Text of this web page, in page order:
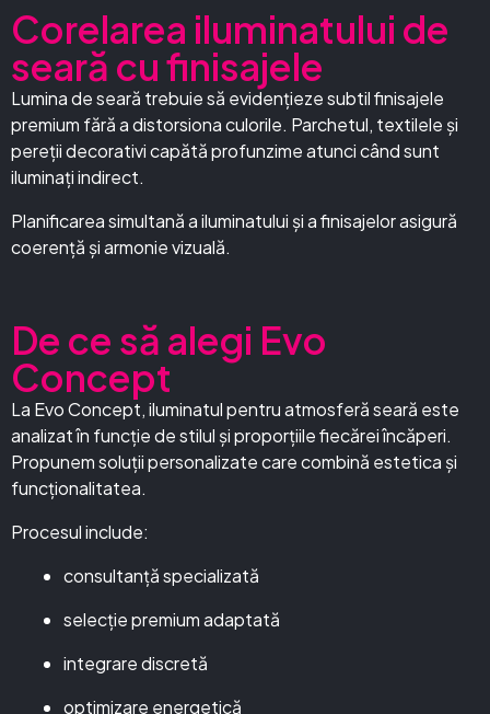
Corelarea iluminatului de
seară cu finisajele
Lumina de seară trebuie să evidențieze subtil finisajele
premium fără a distorsiona culorile. Parchetul, textilele și
pereții decorativi capătă profunzime atunci când sunt
iluminați indirect.
Planificarea simultană a iluminatului și a finisajelor asigură
coerență și armonie vizuală.
De ce să alegi Evo
Concept
La Evo Concept, iluminatul pentru atmosferă seară este
analizat în funcție de stilul și proporțiile fiecărei încăperi.
Propunem soluții personalizate care combină estetica și
funcționalitatea.
Procesul include:
consultanță specializată
selecție premium adaptată
integrare discretă
optimizare energetică